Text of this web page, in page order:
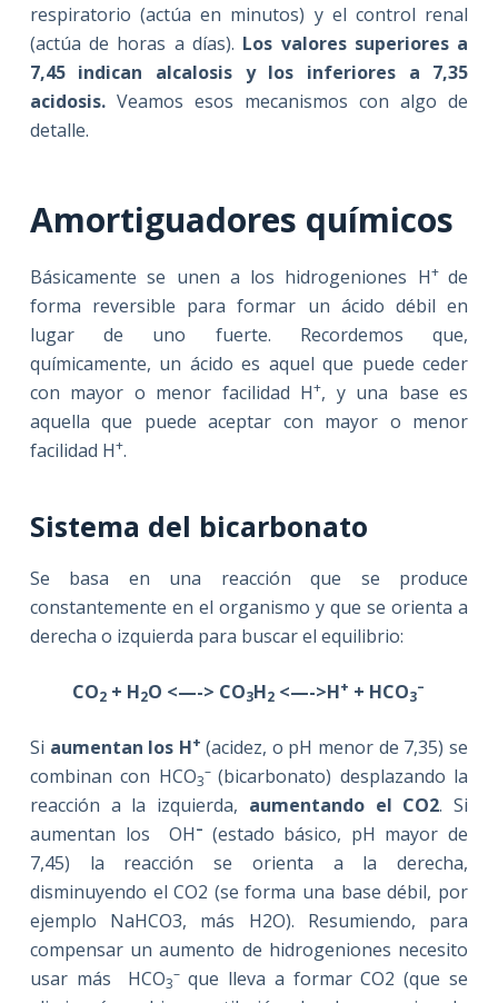
respiratorio (actúa en minutos) y el control renal
(actúa de horas a días). Los valores superiores a
7,45 indican alcalosis y los inferiores a 7,35
acidosis. Veamos esos mecanismos con algo de
detalle.
Amortiguadores químicos
Básicamente se unen a los hidrogeniones H+ de
forma reversible para formar un ácido débil en
lugar de uno fuerte. Recordemos que,
químicamente, un ácido es aquel que puede ceder
con mayor o menor facilidad H+, y una base es
aquella que puede aceptar con mayor o menor
facilidad H+.
Sistema del bicarbonato
Se basa en una reacción que se produce
constantemente en el organismo y que se orienta a
derecha o izquierda para buscar el equilibrio:
CO2 + H2O <—-> CO3H2 <—->H+ + HCO3
–
Si aumentan los H+ (acidez, o pH menor de 7,35) se
combinan con HCO3
– (bicarbonato) desplazando la
reacción a la izquierda, aumentando el CO2. Si
aumentan los OH– (estado básico, pH mayor de
7,45) la reacción se orienta a la derecha,
disminuyendo el CO2 (se forma una base débil, por
ejemplo NaHCO3, más H2O). Resumiendo, para
compensar un aumento de hidrogeniones necesito
usar más
HCO3
– que lleva a formar CO2 (que se